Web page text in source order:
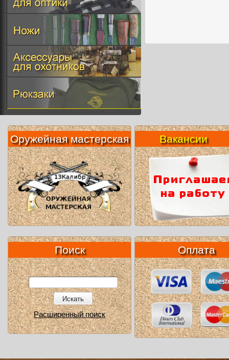
Оружейная мастерская Вакансии
Поиск
Искать
Расширенный поиск
Оплата